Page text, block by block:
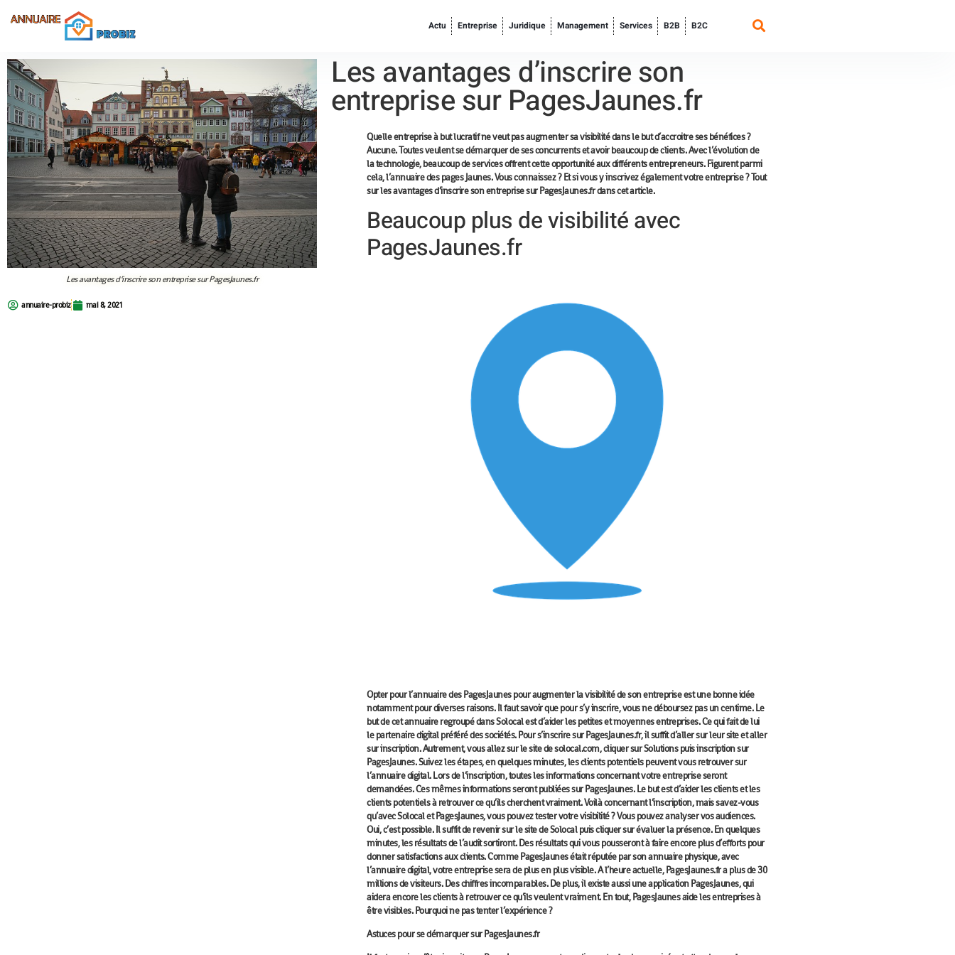
Actu Entreprise Juridique Management Services B2B B2C
Les avantages d’inscrire son entreprise sur PagesJaunes.fr
annuaire-probiz mai 8, 2021
Les avantages d’inscrire son
entreprise sur PagesJaunes.fr
Quelle entreprise à but lucratif ne veut pas augmenter sa visibilité dans le but d’accroitre ses bénéfices ?
Aucune. Toutes veulent se démarquer de ses concurrents et avoir beaucoup de clients. Avec l’évolution de
la technologie, beaucoup de services offrent cette opportunité aux différents entrepreneurs. Figurent parmi
cela, l’annuaire des pages Jaunes. Vous connaissez ? Et si vous y inscrivez également votre entreprise ? Tout
sur les avantages d’inscrire son entreprise sur PagesJaunes.fr dans cet article.
Beaucoup plus de visibilité avec
PagesJaunes.fr
Opter pour l’annuaire des PagesJaunes pour augmenter la visibilité de son entreprise est une bonne idée
notamment pour diverses raisons. Il faut savoir que pour s’y inscrire, vous ne déboursez pas un centime. Le
but de cet annuaire regroupé dans Solocal est d’aider les petites et moyennes entreprises. Ce qui fait de lui
le partenaire digital préféré des sociétés. Pour s’inscrire sur PagesJaunes.fr, il suffit d’aller sur leur site et aller
sur inscription. Autrement, vous allez sur le site de solocal.com, cliquer sur Solutions puis inscription sur
PagesJaunes. Suivez les étapes, en quelques minutes, les clients potentiels peuvent vous retrouver sur
l’annuaire digital. Lors de l’inscription, toutes les informations concernant votre entreprise seront
demandées. Ces mêmes informations seront publiées sur PagesJaunes. Le but est d’aider les clients et les
clients potentiels à retrouver ce qu’ils cherchent vraiment. Voilà concernant l’inscription, mais savez-vous
qu’avec Solocal et PagesJaunes, vous pouvez tester votre visibilité ? Vous pouvez analyser vos audiences.
Oui, c’est possible. Il suffit de revenir sur le site de Solocal puis cliquer sur évaluer la présence. En quelques
minutes, les résultats de l’audit sortiront. Des résultats qui vous pousseront à faire encore plus d’efforts pour
donner satisfactions aux clients. Comme PagesJaunes était réputée par son annuaire physique, avec
l’annuaire digital, votre entreprise sera de plus en plus visible. A l’heure actuelle, PagesJaunes.fr a plus de 30
millions de visiteurs. Des chiffres incomparables. De plus, il existe aussi une application PagesJaunes, qui
aidera encore les clients à retrouver ce qu’ils veulent vraiment. En tout, PagesJaunes aide les entreprises à
être visibles. Pourquoi ne pas tenter l’expérience ?
Astuces pour se démarquer sur PagesJaunes.fr